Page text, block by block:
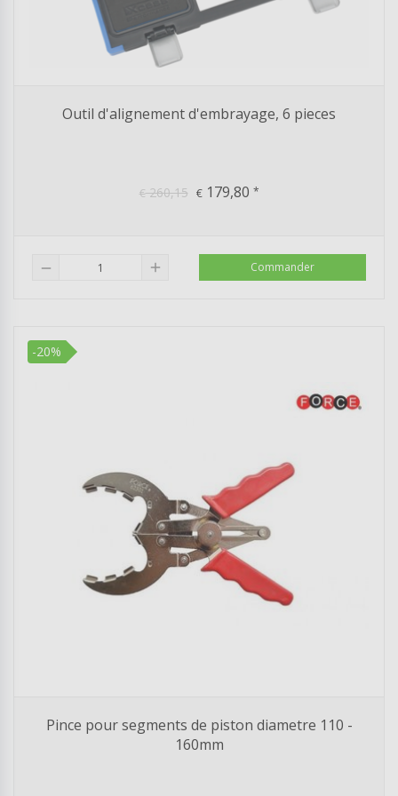
Outil d'alignement d'embrayage, 6 pieces
€260,15 €179,80 *
remove add Commander
-20%
Pince pour segments de piston diametre 110 -
160mm